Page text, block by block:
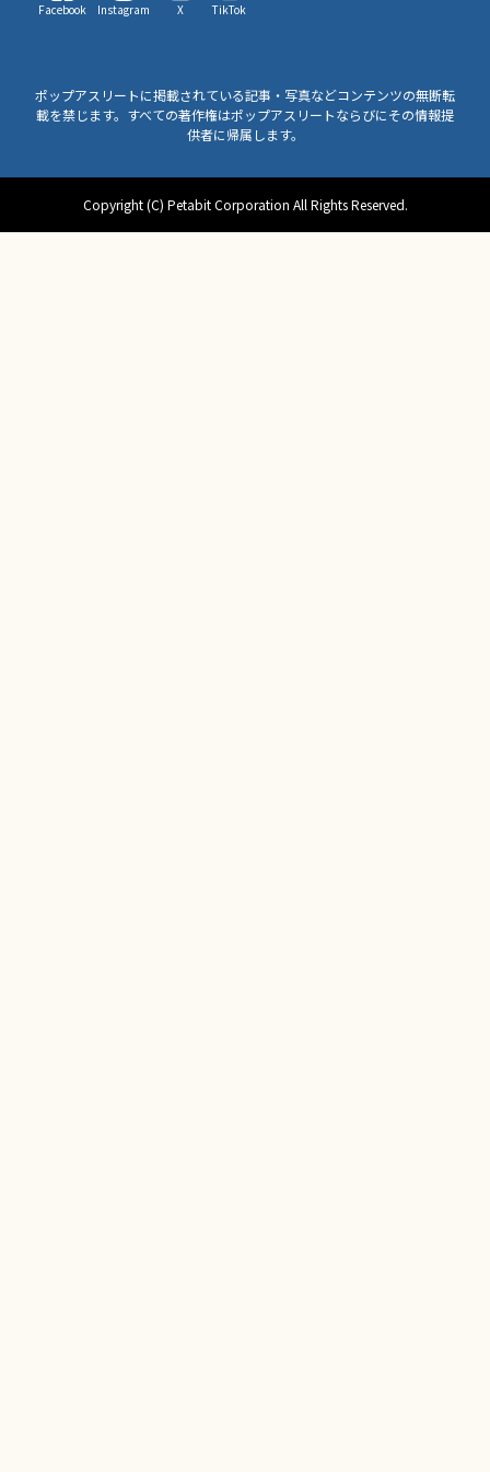
Facebook Instagram X TikTok
ポップアスリートに掲載されている記事・写真などコンテンツの無断転
載を禁じます。すべての著作権はポップアスリートならびにその情報提
供者に帰属します。
Copyright (C) Petabit Corporation All Rights Reserved.